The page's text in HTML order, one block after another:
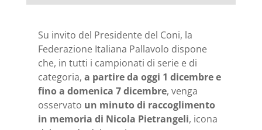
Su invito del Presidente del Coni, la
Federazione Italiana Pallavolo dispone
che, in tutti i campionati di serie e di
categoria, a partire da oggi 1 dicembre e
fino a domenica 7 dicembre, venga
osservato un minuto di raccoglimento
in memoria di Nicola Pietrangeli, icona